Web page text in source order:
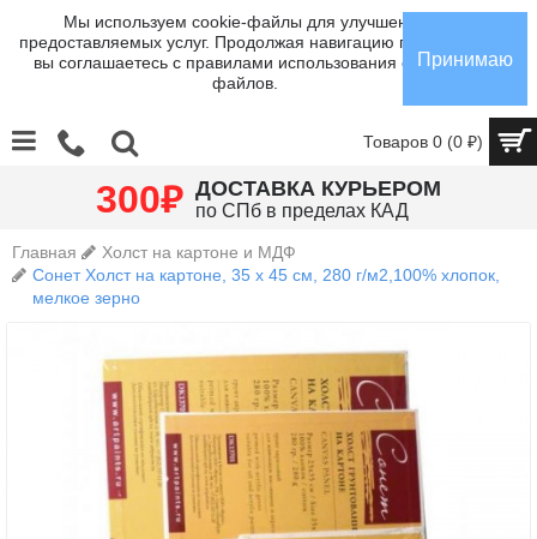
Мы используем cookie-файлы для улучшения
предоставляемых услуг. Продолжая навигацию по сайту,
вы соглашаетесь с правилами использования cookie-
файлов.
Принимаю
Товаров 0 (0 ₽)
300₽ ДОСТАВКА КУРЬЕРОМ
по СПб в пределах КАД
Главная
Холст на картоне и МДФ
Сонет Холст на картоне, 35 х 45 см, 280 г/м2,100% хлопок,
мелкое зерно